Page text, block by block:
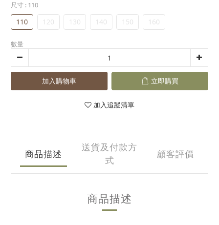
尺寸 : 110
110 120 130 140 150 160
數量
加入購物車 立即購買
加入追蹤清單
商品描述
送貨及付款方
式
顧客評價
商品描述